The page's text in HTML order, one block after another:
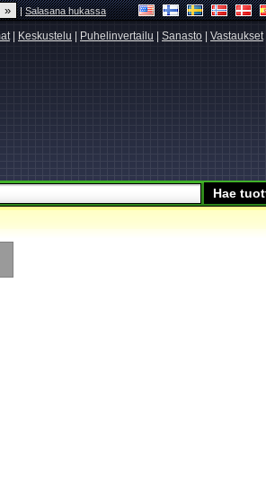
|Salasana hukassa
| Keskustelu Puhelinvertailu Sanasto Vastaukset|